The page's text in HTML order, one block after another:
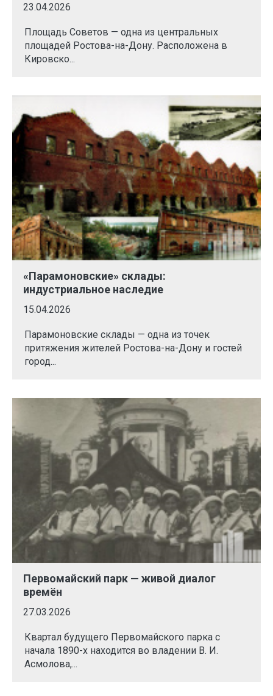
23.04.2026
Площадь Советов — одна из центральных
площадей Ростова-на-Дону. Расположена в
Кировско...
«Парамоновские» склады:
индустриальное наследие
15.04.2026
Парамоновские склады — одна из точек
притяжения жителей Ростова-на-Дону и гостей
город...
Первомайский парк — живой диалог
времён
27.03.2026
Квартал будущего Первомайского парка с
начала 1890-х находится во владении В. И.
Асмолова,...